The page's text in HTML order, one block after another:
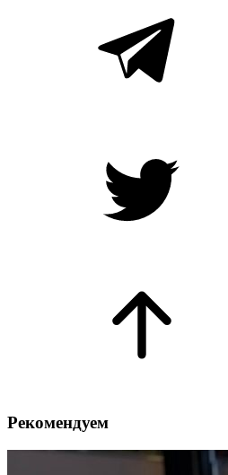
Рекомендуем